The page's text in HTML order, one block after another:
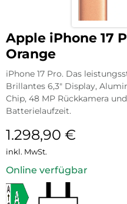
Apple iPhone 17
Orange
iPhone 17 Pro. Das
Brillantes 6,3″ Display,
Chip, 48 MP Rückkamera
Batterielaufzeit.
1.298,90 €
inkl. MwSt.
Online verfügbar